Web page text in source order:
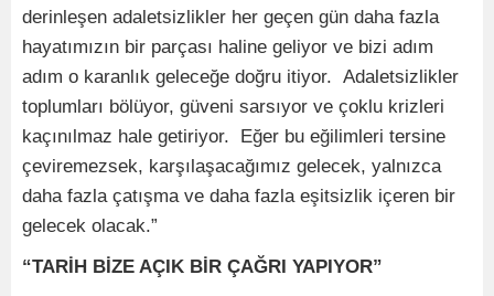
derinleşen adaletsizlikler her geçen gün daha fazla
hayatımızın bir parçası haline geliyor ve bizi adım
adım o karanlık geleceğe doğru itiyor. Adaletsizlikler
toplumları bölüyor, güveni sarsıyor ve çoklu krizleri
kaçınılmaz hale getiriyor. Eğer bu eğilimleri tersine
çeviremezsek, karşılaşacağımız gelecek, yalnızca
daha fazla çatışma ve daha fazla eşitsizlik içeren bir
gelecek olacak.”
“TARİH BİZE AÇIK BİR ÇAĞRI YAPIYOR”